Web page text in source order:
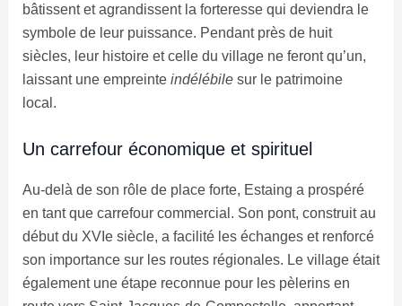
bâtissent et agrandissent la forteresse qui deviendra le
symbole de leur puissance. Pendant près de huit
siècles, leur histoire et celle du village ne feront qu’un,
laissant une empreinte indélébilesur le patrimoine
local.
Un carrefour économique et spirituel
Au-delà de son rôle de place forte, Estaing a prospéré
en tant que carrefour commercial. Son pont, construit au
début du XVIe siècle, a facilité les échanges et renforcé
son importance sur les routes régionales. Le village était
également une étape reconnue pour les pèlerins en